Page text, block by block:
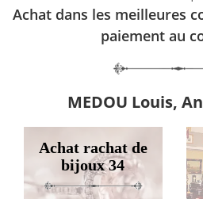
Achat dans les meilleures
paiement au
MEDOU Louis,
Achat rachat de
bijoux 34